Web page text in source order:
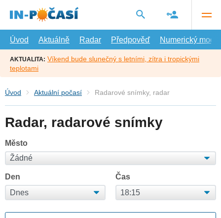
hlavní
Úvod
Aktuálně Radar Předpověď Numerický model
AKTUALITA: Víkend bude slunečný s letními, zítra i tropickými
teplotami
Úvod Aktuální počasí Radarové snímky, radar
Radar, radarové snímky
Město
Den Čas